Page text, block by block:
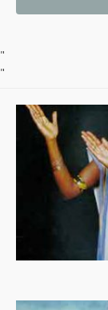
"
"